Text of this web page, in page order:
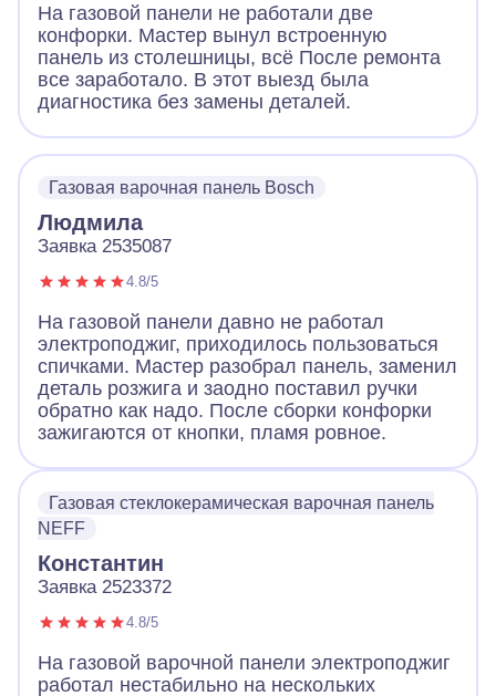
На газовой панели не работали две
конфорки. Мастер вынул встроенную
панель из столешницы, всё После ремонта
все заработало. В этот выезд была
диагностика без замены деталей.
Газовая варочная панель Bosch
Людмила
Заявка 2535087
4.8/5
На газовой панели давно не работал
электроподжиг, приходилось пользоваться
спичками. Мастер разобрал панель, заменил
деталь розжига и заодно поставил ручки
обратно как надо. После сборки конфорки
зажигаются от кнопки, пламя ровное.
Газовая стеклокерамическая варочная панель
NEFF
Константин
Заявка 2523372
4.8/5
На газовой варочной панели электроподжиг
работал нестабильно на нескольких